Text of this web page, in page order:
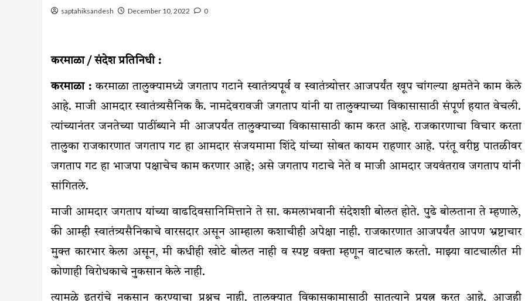
saptahiksandesh December 10, 2022 0
करमाळा / संदेश प्रतिनिधी :
करमाळा :करमाळा तालुक्यामध्ये जगताप गटाने स्वातंत्र्यपूर्व व स्वातंत्र्योत्तर आजपर्यंत खूप चांगल्या क्षमतेने काम केले
आहे. माजी आमदार स्वातंत्र्यसैनिक कै. नामदेवरावजी जगताप यांनी या तालुक्याच्या विकासासाठी संपूर्ण हयात वेचली.
त्यांच्यानंतर जनतेच्या पाठींब्याने मी आजपर्यंत तालुक्याच्या विकासासाठी काम करत आहे. राजकारणाचा विचार करता
तालुका राजकारणात जगताप गट हा आमदार संजयमामा शिंदे यांच्या सोबत कायम राहणार आहे. परंतू वरीष्ठ पातळीवर
जगताप गट हा भाजपा पक्षाचेच काम करणार आहे; असे जगताप गटाचे नेते व माजी आमदार जयवंतराव जगताप यांनी
सांगितले.
माजी आमदार जगताप यांच्या वाढदिवसानिमित्ताने ते सा. कमलाभवानी संदेशशी बोलत होते. पुढे बोलताना ते म्हणाले,
की आम्ही स्वातंत्र्यसैनिकाचे वारसदार असून आम्हाला कशाचीही अपेक्षा नाही. राजकारणात आजपर्यंत आपण भ्रष्टाचार
मुक्त कारभार केला असून, मी कधीही खोटे बोलत नाही व स्पष्ट वक्ता म्हणून वाटचाल करतो. माझ्या वाटचालीत मी
कोणाही विरोधकाचे नुकसान केले नाही.
त्यामुळे इतरांचे नुकसान करण्याचा प्रश्नच नाही. तालुक्यात विकासकामासाठी सातत्याने प्रयत्न करत आहे. आजही